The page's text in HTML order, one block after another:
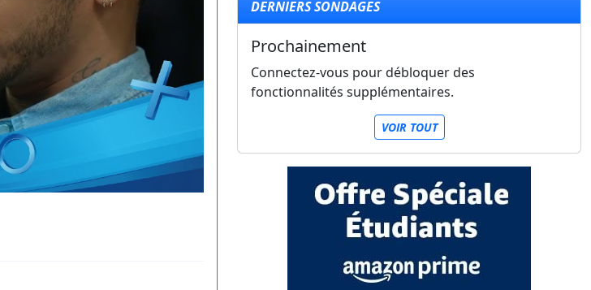
DERNIERS SONDAGES
Prochainement
Connectez-vous pour débloquer des
fonctionnalités supplémentaires.
VOIR TOUT